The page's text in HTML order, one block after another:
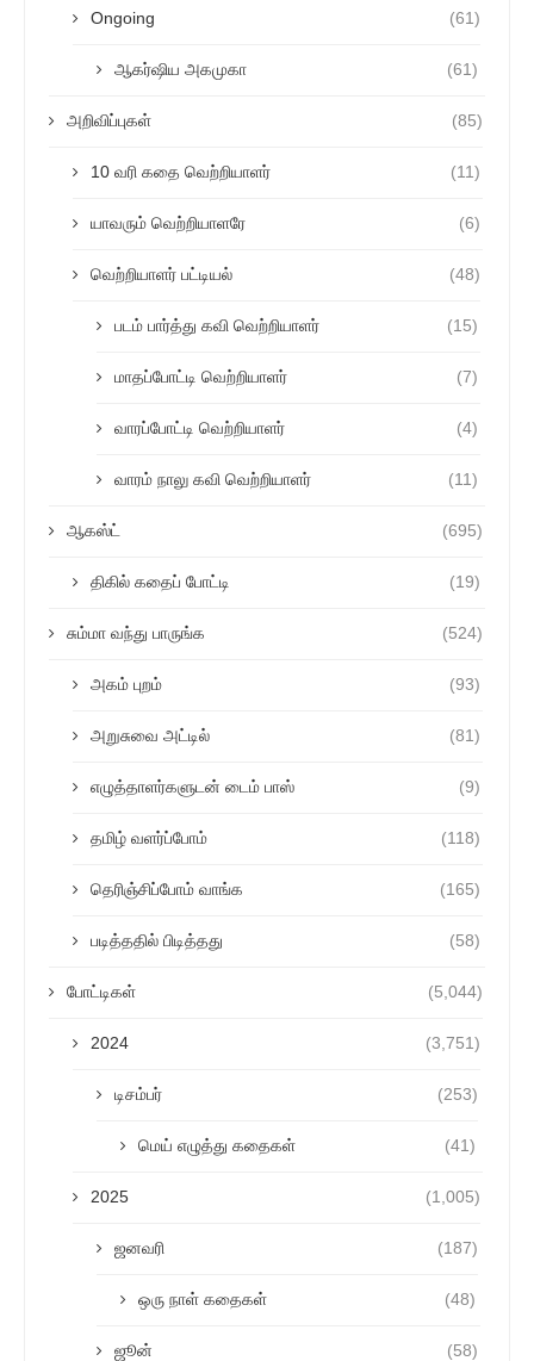
Ongoing (61)
ஆகர்ஷிய அகமுகா (61)
அறிவிப்புகள் (85)
10 வரி கதை வெற்றியாளர் (11)
யாவரும் வெற்றியாளரே (6)
வெற்றியாளர் பட்டியல் (48)
படம் பார்த்து கவி வெற்றியாளர் (15)
மாதப்போட்டி வெற்றியாளர் (7)
வாரப்போட்டி வெற்றியாளர் (4)
வாரம் நாலு கவி வெற்றியாளர் (11)
ஆகஸ்ட் (695)
திகில் கதைப் போட்டி (19)
சும்மா வந்து பாருங்க (524)
அகம் புறம் (93)
அறுசுவை அட்டில் (81)
எழுத்தாளர்களுடன் டைம் பாஸ் (9)
தமிழ் வளர்ப்போம் (118)
தெரிஞ்சிப்போம் வாங்க (165)
படித்ததில் பிடித்தது (58)
போட்டிகள் (5,044)
2024 (3,751)
டிசம்பர் (253)
மெய் எழுத்து கதைகள் (41)
2025 (1,005)
ஜனவரி (187)
ஒரு நாள் கதைகள் (48)
ஜூன் (58)